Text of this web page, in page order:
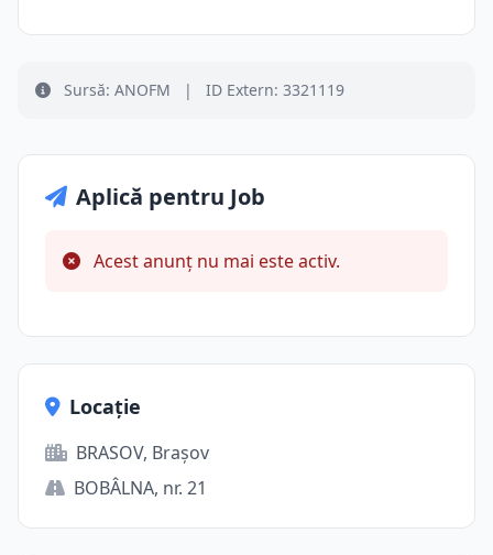
Sursă: ANOFM | ID Extern: 3321119
Aplică pentru Job
Acest anunț nu mai este activ.
Locație
BRASOV, Brașov
BOBÂLNA, nr. 21